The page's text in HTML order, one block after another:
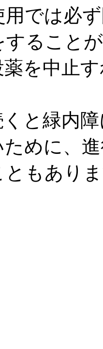
用では必
ること
を中止
くと緑内
めに、
もあり